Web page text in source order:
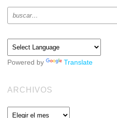
Powered by Translate
ARCHIVOS
Archivos